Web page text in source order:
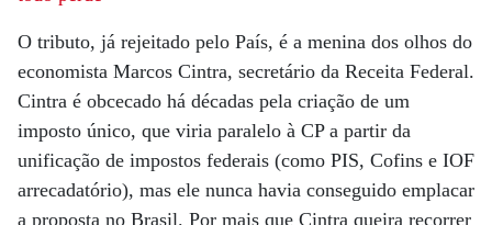
O tributo, já rejeitado pelo País, é a menina dos olhos do
economista Marcos Cintra, secretário da Receita Federal.
Cintra é obcecado há décadas pela criação de um
imposto único, que viria paralelo à CP a partir da
unificação de impostos federais (como PIS, Cofins e IOF
arrecadatório), mas ele nunca havia conseguido emplacar
a proposta no Brasil. Por mais que Cintra queira recorrer